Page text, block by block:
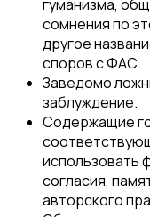
гуманизма,
сомнения по
другое
споров с ФАС.
Заведомо
заблуждение.
Содержащие
использовать
согласия,
авторского